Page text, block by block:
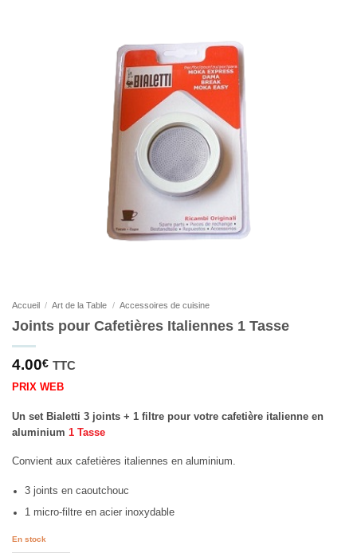
Accueil / Art de la Table / Accessoires de cuisine
Joints pour Cafetières Italiennes 1 Tasse
4.00€ TTC
PRIX WEB
Un set Bialetti 3 joints + 1 filtre pour votre cafetière italienne en
aluminium 1 Tasse
Convient aux cafetières italiennes en aluminium.
3 joints en caoutchouc
1 micro-filtre en acier inoxydable
En stock